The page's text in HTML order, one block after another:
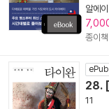
알에
종이책
ePub
28. [
11